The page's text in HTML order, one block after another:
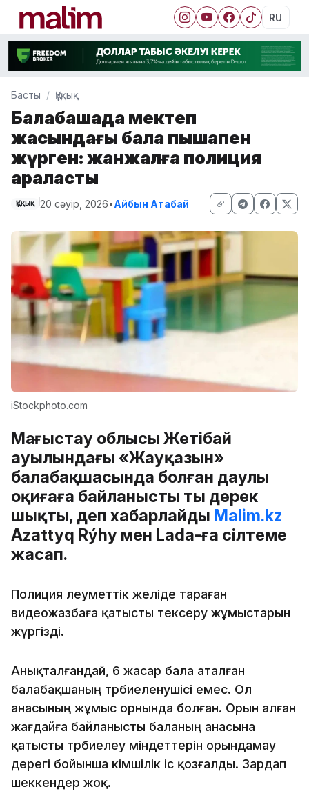
RU
Басты Құқық
Балабақшада мектеп
жасындағы бала пышақпен
жүрген: жанжалға полиция
араласты
Құқық 20 сәуір, 2026•Айбын Атабай
iStockphoto.com
Маңғыстау облысы Жетібай
ауылындағы «Жауқазын»
балабақшасында болған даулы
оқиғаға байланысты тың дерек
шықты, деп хабарлайды Malim.kz
Azattyq Rýhy мен Lada-ға сілтеме
жасап.
Полиция әлеуметтік желіде тараған
видеожазбаға қатысты тексеру жұмыстарын
жүргізді.
Анықталғандай, 6 жасар бала аталған
балабақшаның тәрбиеленушісі емес. Ол
анасының жұмыс орнында болған. Орын алған
жағдайға байланысты баланың анасына
қатысты тәрбиелеу міндеттерін орындамау
дерегі бойынша әкімшілік іс қозғалды. Зардап
шеккендер жоқ.